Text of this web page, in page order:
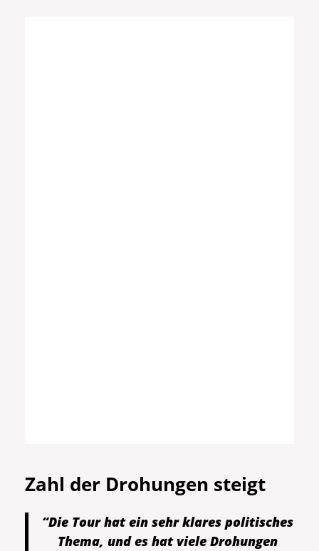
Zahl der Drohungen steigt
“Die Tour hat ein sehr klares politisches
Thema, und es hat viele Drohungen